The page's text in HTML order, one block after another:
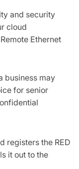
and security
cloud
Ethernet
business may
for senior
registers the RED
it out to the